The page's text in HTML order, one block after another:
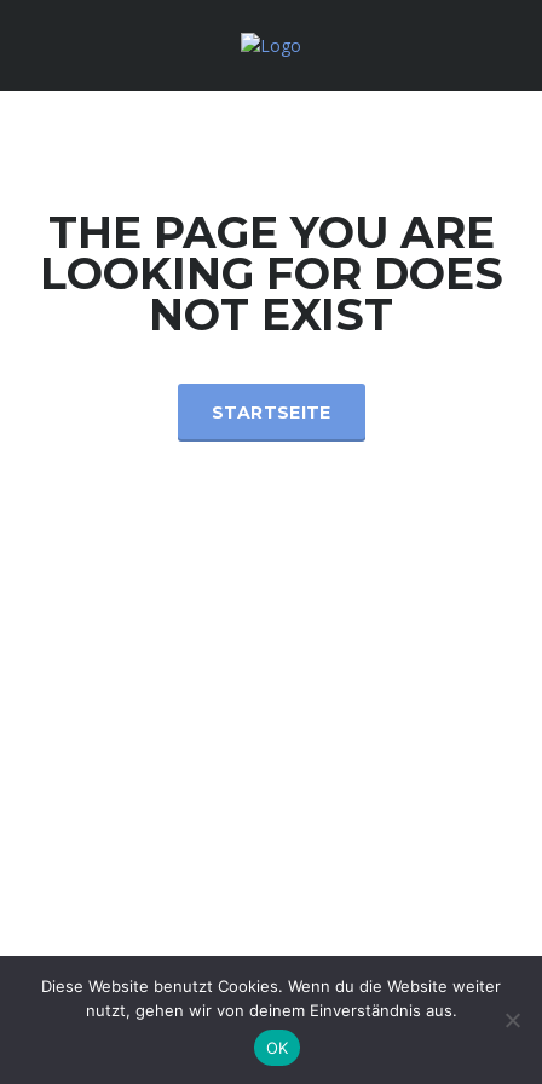
THE PAGE YOU ARE
LOOKING FOR DOES
NOT EXIST
STARTSEITE
Diese Website benutzt Cookies. Wenn du die Website weiter
nutzt, gehen wir von deinem Einverständnis aus.
OK